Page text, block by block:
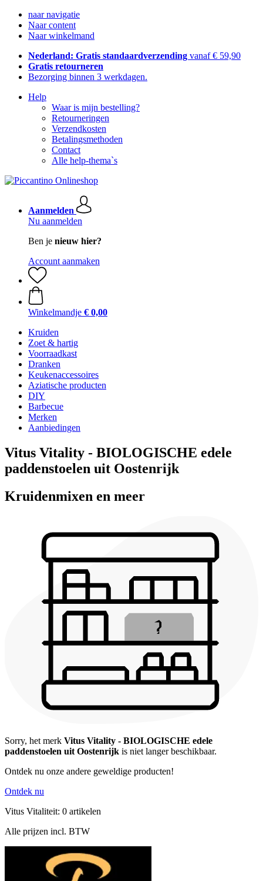
naar navigatie
Naar content
Naar winkelmand
Nederland: Gratis standaardverzending vanaf € 59,90
Gratis retourneren
Bezorging binnen 3 werkdagen.
Help
Waar is mijn bestelling?
Retourneringen
Verzendkosten
Betalingsmethoden
Contact
Alle help-thema`s
Aanmelden
Nu aanmelden
Ben je nieuw hier?
Account aanmaken
Winkelmandje € 0,00
Kruiden
Zoet & hartig
Voorraadkast
Dranken
Keukenaccessoires
Aziatische producten
DIY
Barbecue
Merken
Aanbiedingen
Vitus Vitality - BIOLOGISCHE edele
paddenstoelen uit Oostenrijk
Kruidenmixen en meer
Sorry, het merk Vitus Vitality - BIOLOGISCHE edele
paddenstoelen uit Oostenrijk is niet langer beschikbaar.
Ontdek nu onze andere geweldige producten!
Ontdek nu
Vitus Vitaliteit: 0 artikelen
Alle prijzen incl. BTW